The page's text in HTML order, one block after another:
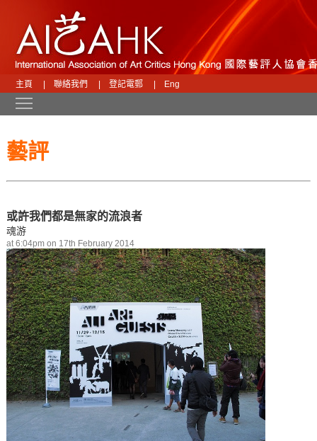
主頁 聯絡我們 登記電郵 Eng
藝評
或許我們都是無家的流浪者
魂游
at 6:04pm on 17th February 2014